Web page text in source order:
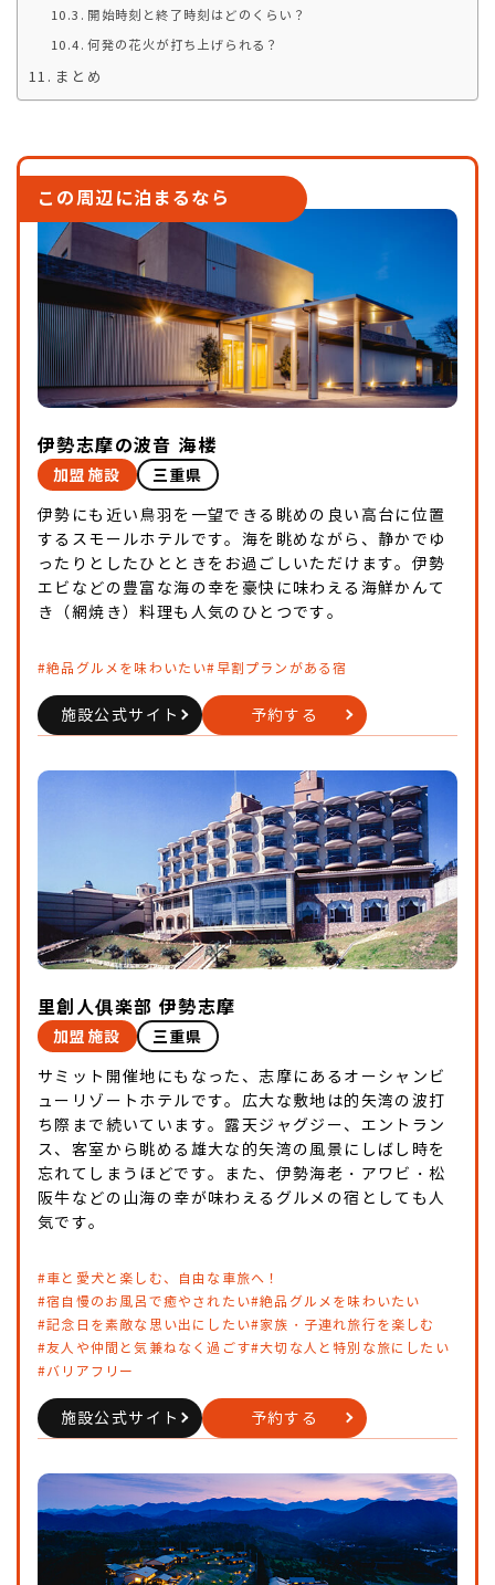
開始時刻と終了時刻はどのくらい？
何発の花火が打ち上げられる？
まとめ
この周辺に泊まるなら
伊勢志摩の波音 海楼
加盟施設 三重県
伊勢にも近い鳥羽を一望できる眺めの良い高台に位置
するスモールホテルです。海を眺めながら、静かでゆ
ったりとしたひとときをお過ごしいただけます。伊勢
エビなどの豊富な海の幸を豪快に味わえる海鮮かんて
き（網焼き）料理も人気のひとつです。
#絶品グルメを味わいたい#早割プランがある宿
施設公式サイト 予約する
里創人俱楽部 伊勢志摩
加盟施設 三重県
サミット開催地にもなった、志摩にあるオーシャンビ
ューリゾートホテルです。広大な敷地は的矢湾の波打
ち際まで続いています。露天ジャグジー、エントラン
ス、客室から眺める雄大な的矢湾の風景にしばし時を
忘れてしまうほどです。また、伊勢海老・アワビ・松
阪牛などの山海の幸が味わえるグルメの宿としても人
気です。
#車と愛犬と楽しむ、自由な車旅へ！
#宿自慢のお風呂で癒やされたい#絶品グルメを味わいたい
#記念日を素敵な思い出にしたい#家族・子連れ旅行を楽しむ
#友人や仲間と気兼ねなく過ごす#大切な人と特別な旅にしたい
#バリアフリー
施設公式サイト 予約する